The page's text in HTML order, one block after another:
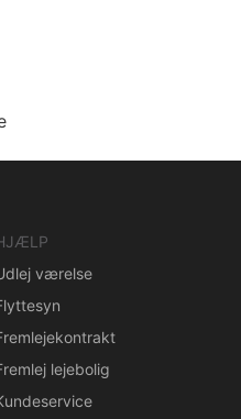
værelse
lejebolig